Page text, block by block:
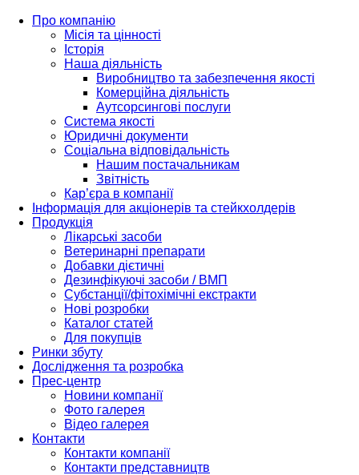
Про компанію
Місія та цінності
Історія
Наша діяльність
Виробництво та забезпечення якості
Комерційна діяльність
Аутсорсингові послуги
Система якості
Юридичні документи
Соціальна відповідальність
Нашим постачальникам
Звітність
Кар’єра в компанії
Інформація для акціонерів та стейкхолдерів
Продукція
Лікарські засоби
Ветеринарні препарати
Добавки дієтичні
Дезинфікуючі засоби / ВМП
Субстанції/фітохімічні екстракти
Нові розробки
Каталог статей
Для покупців
Ринки збуту
Дослідження та розробка
Прес-центр
Новини компанії
Фото галерея
Відео галерея
Контакти
Контакти компанії
Контакти представництв